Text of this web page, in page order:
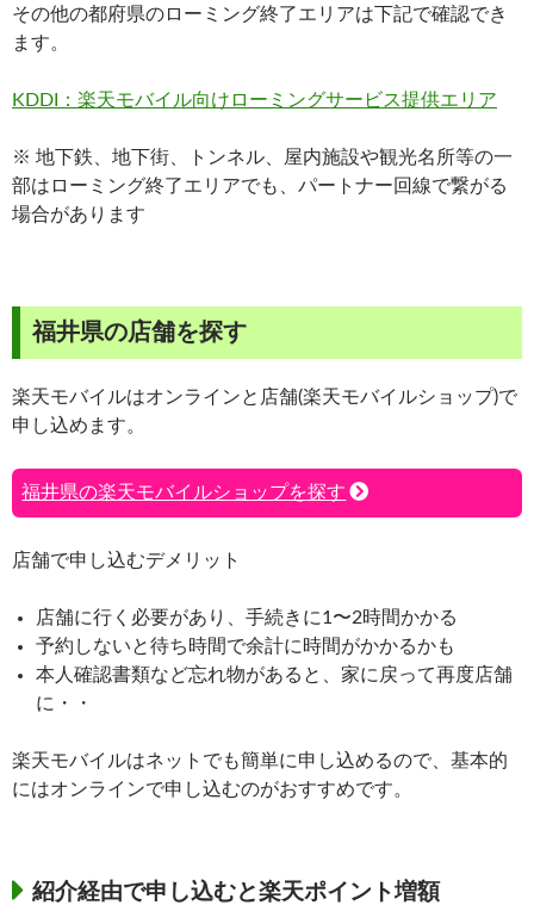
その他の都府県のローミング終了エリアは下記で確認でき
ます。
KDDI：楽天モバイル向けローミングサービス提供エリア
※ 地下鉄、地下街、トンネル、屋内施設や観光名所等の一
部はローミング終了エリアでも、パートナー回線で繋がる
場合があります
福井県の店舗を探す
楽天モバイルはオンラインと店舗(楽天モバイルショップ)で
申し込めます。
福井県の楽天モバイルショップを探す
店舗で申し込むデメリット
店舗に行く必要があり、手続きに1〜2時間かかる
予約しないと待ち時間で余計に時間がかかるかも
本人確認書類など忘れ物があると、家に戻って再度店舗
に・・
楽天モバイルはネットでも簡単に申し込めるので、基本的
にはオンラインで申し込むのがおすすめです。
紹介経由で申し込むと楽天ポイント増額